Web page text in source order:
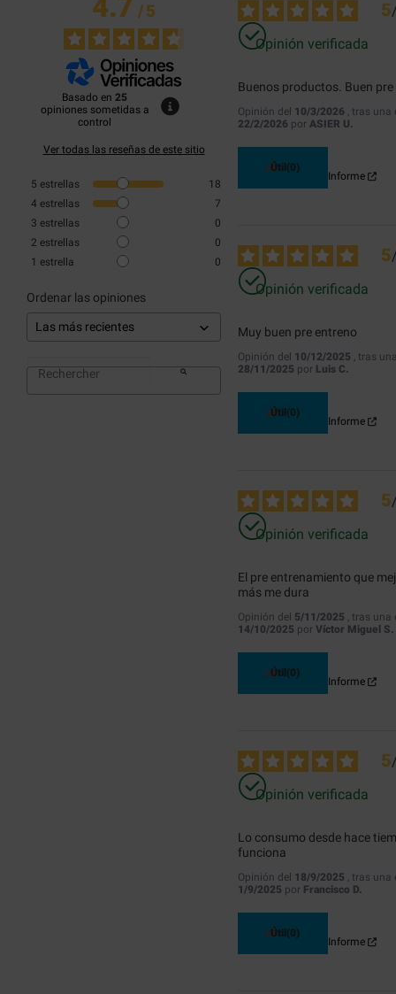
/5
Basado en 25
opiniones sometidas a
control
Ver todas las reseñas de este sitio
5 estrellas
18
4 estrellas
7
3 estrellas
0
2 estrellas
0
1 estrella 0
Ordenar las opiniones
5
Opinión verificada
Buenos productos. Buen
Opinión del 10/3/2026 , tras una
22/2/2026 por ASIER U.
Útil(0)
Informe
5
Opinión verificada
Muy buen pre entreno
Opinión del 10/12/2025 , tras
28/11/2025 por Luis C.
Útil(0)
Informe
5
Opinión verificada
El pre entrenamiento que
más me dura
Opinión del 5/11/2025 , tras una
14/10/2025 por Víctor Miguel S.
Útil(0)
Informe
5
Opinión verificada
Lo consumo desde hace
funciona
Opinión del 18/9/2025 , tras una
1/9/2025 por Francisco D.
Útil(0)
Informe